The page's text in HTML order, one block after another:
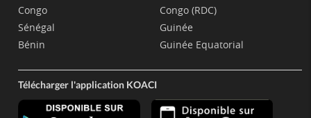
Congo
Sénégal
Bénin
Congo (RDC)
Guinée
Guinée Equatorial
Télécharger l'application KOACI